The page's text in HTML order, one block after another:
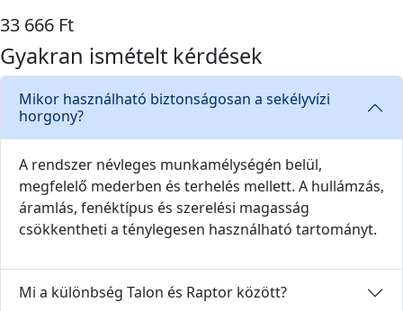
33 666 Ft
Gyakran ismételt kérdések
Mikor használható biztonságosan a sekélyvízi
horgony?
A rendszer névleges munkamélységén belül,
megfelelő mederben és terhelés mellett. A hullámzás,
áramlás, fenéktípus és szerelési magasság
csökkentheti a ténylegesen használható tartományt.
Mi a különbség Talon és Raptor között?